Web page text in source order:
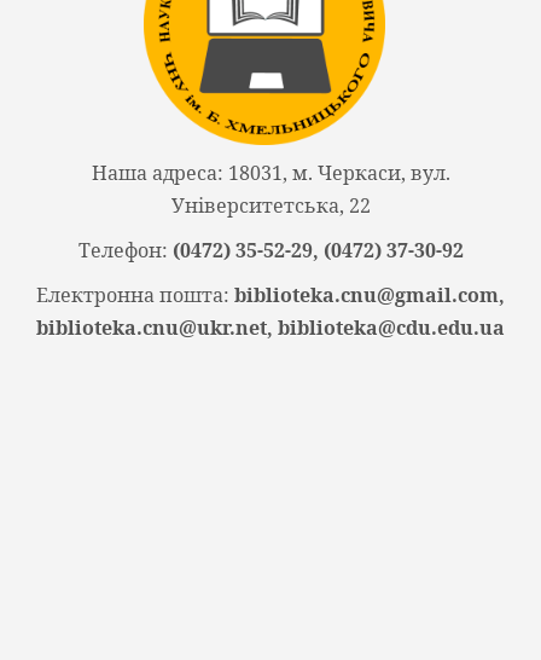
Наша адреса: 18031, м. Черкаси, вул.
Університетська, 22
Телефон: (0472) 35-52-29, (0472) 37-30-92
Електронна пошта: biblioteka.cnu@gmail.com,
biblioteka.cnu@ukr.net, biblioteka@cdu.edu.ua